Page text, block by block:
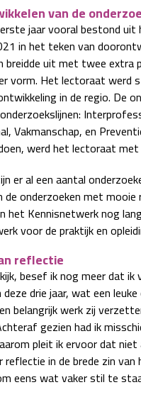
van de
jaar vooral bestond
in het teken van
breidde uit met twee extra
vorm. Het lectoraat werd
in de regio. De
Vakmanschap, en
werd het lectoraat
er al een aantal
de onderzoeken met
het Kennisnetwerk nog
voor de praktijk en
reflectie
besef ik nog meer dat ik
drie jaar, wat een
belangrijk werk zij
gezien had ik
pleit ik ervoor dat
reflectie in de brede zin
eens wat vaker stil te